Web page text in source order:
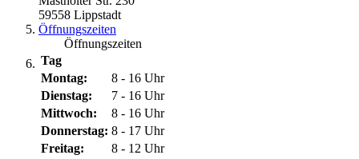
59558 Lippstadt
Öffnungszeiten
Öffnungszeiten
Tag
Montag:
8 - 16 Uhr
Dienstag:
7 - 16 Uhr
Mittwoch:
8 - 16 Uhr
Donnerstag: 8 - 17 Uhr
Freitag:
8 - 12 Uhr